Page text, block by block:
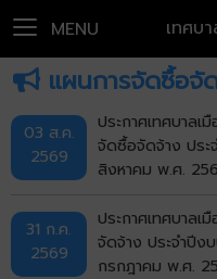
เทศบ
MENU
แผนการจัดซื้อจั
03 ส.ค.
2569
ประกาศเทศบาลเ
จัดซื้อจัดจ้าง ปร
สิงหาคม พ.ศ.
31 ก.ค.
2569
ประกาศเทศบาล
จัดจ้าง ประจำปี
กรกฎาคม พ.ศ.